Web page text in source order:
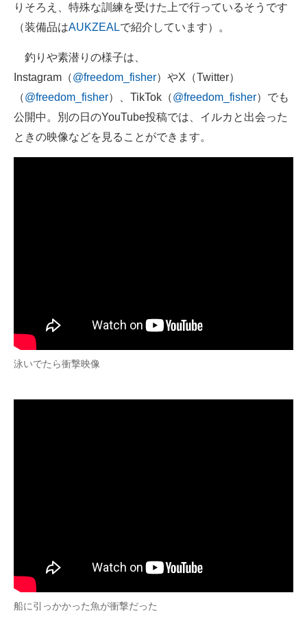
りそろえ、特殊な訓練を受けた上で行っているそうです
（装備品はAUKZEALで紹介しています）。
釣りや素潜りの様子は、
Instagram（@freedom_fisher）やX（Twitter）
（@freedom_fisher）、TikTok（@freedom_fisher）でも
公開中。別の日のYouTube投稿では、イルカと出会った
ときの映像などを見ることができます。
泳いでたら衝撃映像
船に引っかかった魚が衝撃だった